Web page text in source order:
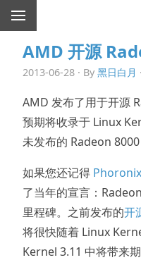
AMD 开源
2013-06-28 · By 黑日白月
AMD 发布了用于开源
预期将收录于 Linux
未发布的 Radeon 8000
如果您还记得
了当年的宣言：
里程碑。之前发布的开
将很快随着 Linux
Kernel 3.11 中将带来